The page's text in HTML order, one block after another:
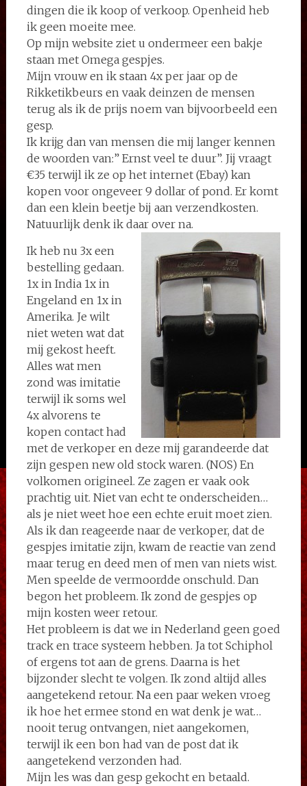
dingen die ik koop of verkoop. Openheid heb
ik geen moeite mee.
Op mijn website ziet u ondermeer een bakje
staan met Omega gespjes.
Mijn vrouw en ik staan 4x per jaar op de
Rikketikbeurs en vaak deinzen de mensen
terug als ik de prijs noem van bijvoorbeeld een
gesp.
Ik krijg dan van mensen die mij langer kennen
de woorden van:” Ernst veel te duur”. Jij vraagt
€35 terwijl ik ze op het internet (Ebay) kan
kopen voor ongeveer 9 dollar of pond. Er komt
dan een klein beetje bij aan verzendkosten.
Natuurlijk denk ik daar over na.
Ik heb nu 3x een
bestelling gedaan.
1x in India 1x in
Engeland en 1x in
Amerika. Je wilt
niet weten wat dat
mij gekost heeft.
Alles wat men
zond was imitatie
terwijl ik soms wel
4x alvorens te
kopen contact had
met de verkoper en deze mij garandeerde dat
zijn gespen new old stock waren. (NOS) En
volkomen origineel. Ze zagen er vaak ook
prachtig uit. Niet van echt te onderscheiden…
als je niet weet hoe een echte eruit moet zien.
Als ik dan reageerde naar de verkoper, dat de
gespjes imitatie zijn, kwam de reactie van zend
maar terug en deed men of men van niets wist.
Men speelde de vermoordde onschuld. Dan
begon het probleem. Ik zond de gespjes op
mijn kosten weer retour.
Het probleem is dat we in Nederland geen goed
track en trace systeem hebben. Ja tot Schiphol
of ergens tot aan de grens. Daarna is het
bijzonder slecht te volgen. Ik zond altijd alles
aangetekend retour. Na een paar weken vroeg
ik hoe het ermee stond en wat denk je wat…
nooit terug ontvangen, niet aangekomen,
terwijl ik een bon had van de post dat ik
aangetekend verzonden had.
Mijn les was dan gesp gekocht en betaald.